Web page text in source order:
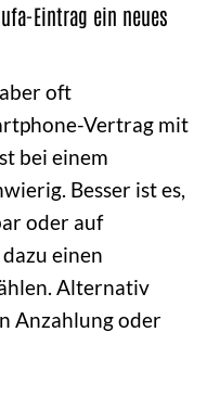
Eintrag ein neues
oft
Vertrag mit
bei einem
Besser ist es,
oder auf
einen
Alternativ
Anzahlung oder